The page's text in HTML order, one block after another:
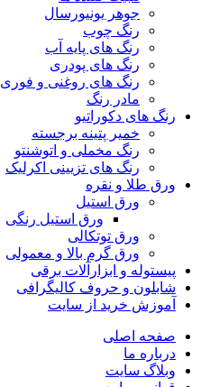
جوهر یونیورسال
رنگ چوب
رنگ‌ های پایه آب
رنگ های پودری
رنگ‌ های روغنی و فوری
مادر رنگ
رنگ های دکوراتیو
خمیر پتینه برجسته
رنگ مخملی و اتوشنتو
رنگ های تزیینی اکرلیک
ورق طلا و نقره
ورق استیل
ورق استیل رنگی
ورق توتکالی
ورق گرم بالا و معمولی
پیستوله و ابزارآلات برقی
شابلون و حروف کالیگرافی
آموزش خرید از سایت
صفحه اصلی
درباره ما
وبلاگ سایت